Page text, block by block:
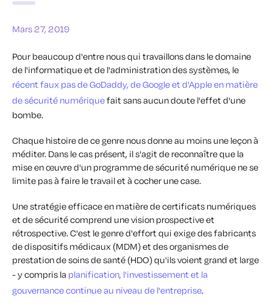
Mars 27, 2019
Pour beaucoup d'entre nous qui travaillons dans le domaine
de l'informatique et de l'administration des systèmes, le
récent faux pas de GoDaddy, de Google et d'Apple en matière
de sécurité numériquefait sans aucun doute l'effet d'une
bombe.
Chaque histoire de ce genre nous donne au moins une leçon à
méditer. Dans le cas présent, il s'agit de reconnaître que la
mise en œuvre d'un programme de sécurité numérique ne se
limite pas à faire le travail et à cocher une case.
Une stratégie efficace en matière de certificats numériques
et de sécurité comprend une vision prospective et
rétrospective. C'est le genre d'effort qui exige des fabricants
de dispositifs médicaux (MDM) et des organismes de
prestation de soins de santé (HDO) qu'ils voient grand et large
- y compris la planification, l'investissement et la
gouvernance continue au niveau de l'entreprise.